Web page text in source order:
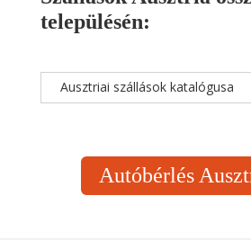
településén:
Ausztriai szállások katalógusa
Autóbérlés